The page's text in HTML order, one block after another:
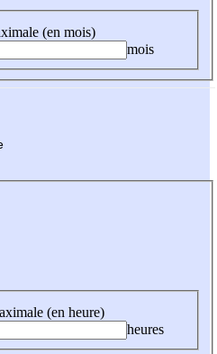
(en mois)
mois
(en heure)
heures